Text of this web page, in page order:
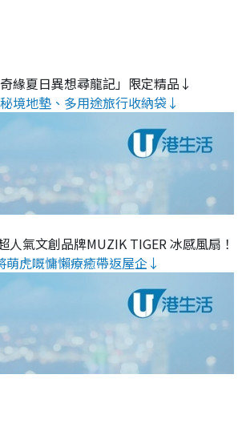
緣夏日異想尋龍記」限定精品↓
境地墊、多用途旅行收納袋↓
人氣文創品牌MUZIK TIGER 冰感風扇！
萌虎嘅慵懶療癒帶返屋企↓